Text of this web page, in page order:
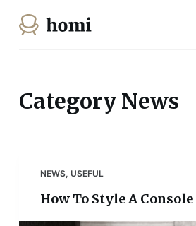
o
n
CategoryNews
NEWS, USEFUL
How To Style A